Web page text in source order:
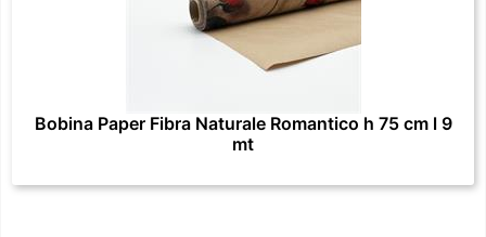
Bobina Paper Fibra Naturale Romantico h 75 cm l 9
mt